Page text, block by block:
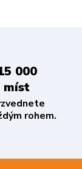
000
míst
rohem.